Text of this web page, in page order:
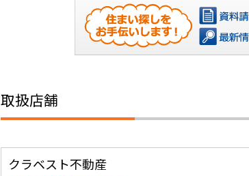
取扱店舗
クラベスト不動産